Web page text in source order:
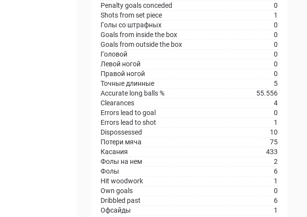
Penalty goals conceded
0
Shots from set piece
1
Голы со штрафных
0
Goals from inside the box
0
Goals from outside the box
0
Головой
0
Левой ногой
0
Правой ногой
0
Точные длинные
5
Accurate long balls %
55.556
Clearances
4
Errors lead to goal
0
Errors lead to shot
1
Dispossessed
10
Потери мяча
75
Касания
433
Фолы на нем
2
Фолы
6
Hit woodwork
1
Own goals
0
Dribbled past
6
Офсайды
1